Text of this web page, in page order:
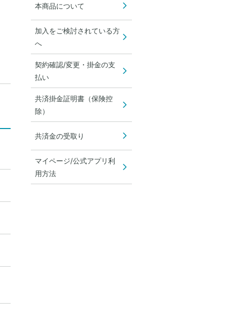
ドをお願いしま
す。」というメッセ
ージが出ます。
ょうか。
したファイルをご確
認ください。」とい
うメッセージが出ま
いでしょうか。
い。」というメッセ
ージが出ますが、ど
うしたらよいでしょ
うか。
本商品について
加入をご検討されている方
へ
契約確認/変更・掛金の支
払い
共済掛金証明書（保険控
除）
共済金の受取り
マイページ/公式アプリ利
用方法